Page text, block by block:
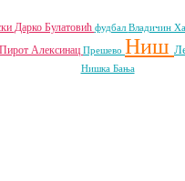
Дарко Булатовић фудбал Владичин
Пирот Алексинац Прешево Ниш
Нишка Бања